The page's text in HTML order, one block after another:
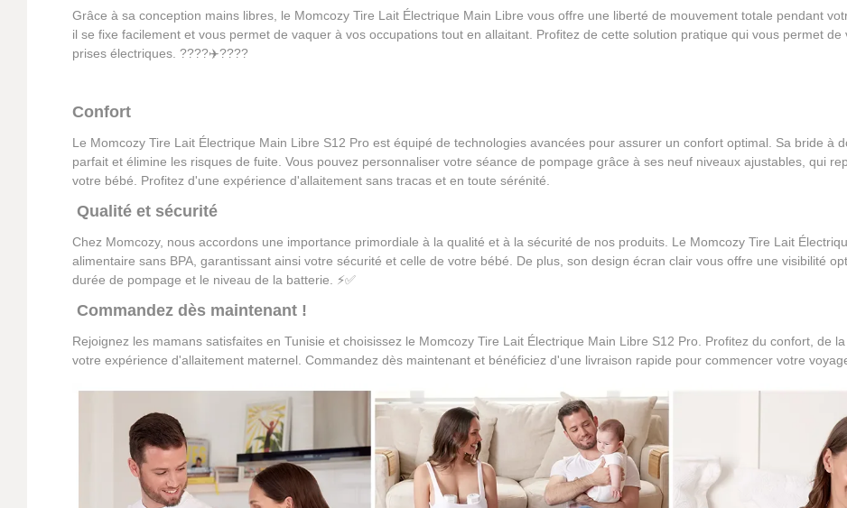
Grâce à sa conception mains libres, le Momcozy Tire Lait Électrique Main Libre vous offre une liberté de mouvement totale pendant
il se fixe facilement et vous permet de vaquer à vos occupations tout en allaitant. Profitez de cette solution pratique qui vous permet
prises électriques. ????✈️????️
Confort
Le Momcozy Tire Lait Électrique Main Libre S12 Pro est équipé de technologies avancées pour assurer un confort optimal. Sa bride à
parfait et élimine les risques de fuite. Vous pouvez personnaliser votre séance de pompage grâce à ses neuf niveaux ajustables, qui
votre bébé. Profitez d'une expérience d'allaitement sans tracas et en toute sérénité.
Qualité et sécurité
Chez Momcozy, nous accordons une importance primordiale à la qualité et à la sécurité de nos produits. Le Momcozy Tire Lait
alimentaire sans BPA, garantissant ainsi votre sécurité et celle de votre bébé. De plus, son design écran clair vous offre une visibilité
durée de pompage et le niveau de la batterie. ⚡✅
Commandez dès maintenant !
Rejoignez les mamans satisfaites en Tunisie et choisissez le Momcozy Tire Lait Électrique Main Libre S12 Pro. Profitez du confort, de
votre expérience d'allaitement maternel. Commandez dès maintenant et bénéficiez d'une livraison rapide pour commencer votre